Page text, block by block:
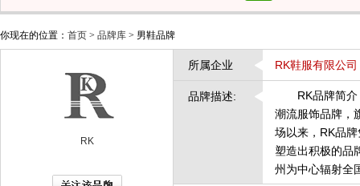
你现在的位置： 首页 > 品牌库 > 男鞋品牌
RK
所属企业 RK鞋服有限公司
品牌描述:
RK品牌简介
潮流服饰品牌
场以来，RK品
塑造出积极的品
州为中心辐射全